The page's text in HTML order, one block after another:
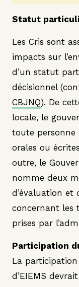
Statut
Les Cris sont
impacts sur
d’un statut
décisionnel
CBJNQ). De
locale, le
toute personne
orales ou
outre, le
nomme deux
d’évaluation et
concernant les
prises par
Participation
La
d’EIEMS